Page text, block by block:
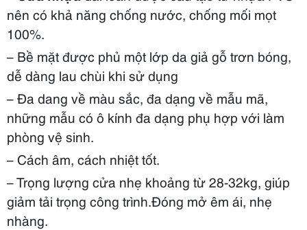
thanh loại 1
900 x
2.250.000
3
Cửa nhựa đài
loan đúc
800 x
2050
2.300.000
900 x
2150
2.450.000
nên có khả năng chống nước, chống mối mọt
100%.
– Bề mặt được phủ một lớp da giả gỗ trơn bóng,
dễ dàng lau chùi khi sử dụng
– Đa dang về màu sắc, đa dạng về mẫu mã,
những mẫu có ô kính đa dạng phụ hợp với làm
phòng vệ sinh.
– Cách âm, cách nhiệt tốt.
– Trọng lượng cửa nhẹ khoảng từ 28-32kg, giúp
giảm tải trọng công trình.Đóng mở êm ái, nhẹ
nhàng.